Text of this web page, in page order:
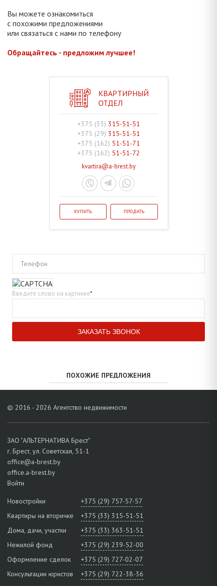
Вы можете ознакомиться
с похожими предложениями
или связаться с нами по телефону
Обращайтесь - предложим лучшее!
КВАРТИРНЫЙ
ОТДЕЛ
+375 (33) 315-51-51
+375 (29) 315-51-51
+375 (162) 51-51-71
+375 (162) 51-51-72
kvartira@a-brest.by
КУПИТЬ ПРОДАТЬ
Телефон
Введите слово на картинке*
ПОХОЖИЕ ПРЕДЛОЖЕНИЯ
© 2016 - 2026 Агентство недвижимости
ЗАО "АЛЬТЕРНАТИВА Брест"
г. Брест, ул. Советская, 51-1
office@a-brest.by
office.a-brest.by
Войти
Новостройки
+375 (29) 757-57-57
Квартиры на вторичке
+375 (33) 315-51-51
Дома, дачи, участки
+375 (33) 363-51-51
Нежилой фонд
+375 (29) 239-52-00
Оформление сделок
+375 (29) 727-02-07
Консультации юристов
+375 (29) 722-38-36